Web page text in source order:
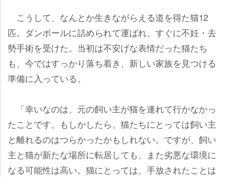
こうして、なんとか生きながらえる道を得た猫12
匹。ダンボールに詰められて運ばれ、すぐに不妊・去
勢手術を受けた。当初は不安げな表情だった猫たち
も、今ではすっかり落ち着き、新しい家族を見つける
準備に入っている。
「幸いなのは、元の飼い主が猫を連れて行かなかっ
たことです。もしかしたら、猫たちにとっては飼い主
と離れるのはつらかったかもしれない。ですが、飼い
主と猫が新たな場所に転居しても、また劣悪な環境に
なる可能性は高い。猫にとっては、手放されたことは